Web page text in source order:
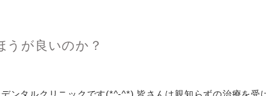
うが良いのか？
ンタルクリニックです(*^-^*) 皆さんは親知らずの治療を